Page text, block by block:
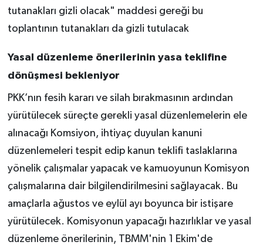
tutanakları gizli olacak" maddesi gereği bu
toplantının tutanakları da gizli tutulacak
Yasal düzenleme önerilerinin yasa teklifine
dönüşmesi bekleniyor
PKK’nın fesih kararı ve silah bırakmasının ardından
yürütülecek süreçte gerekli yasal düzenlemelerin ele
alınacağı Komsiyon, ihtiyaç duyulan kanuni
düzenlemeleri tespit edip kanun teklifi taslaklarına
yönelik çalışmalar yapacak ve kamuoyunun Komisyon
çalışmalarına dair bilgilendirilmesini sağlayacak. Bu
amaçlarla ağustos ve eylül ayı boyunca bir istişare
yürütülecek. Komisyonun yapacağı hazırlıklar ve yasal
düzenleme önerilerinin, TBMM'nin 1 Ekim'de